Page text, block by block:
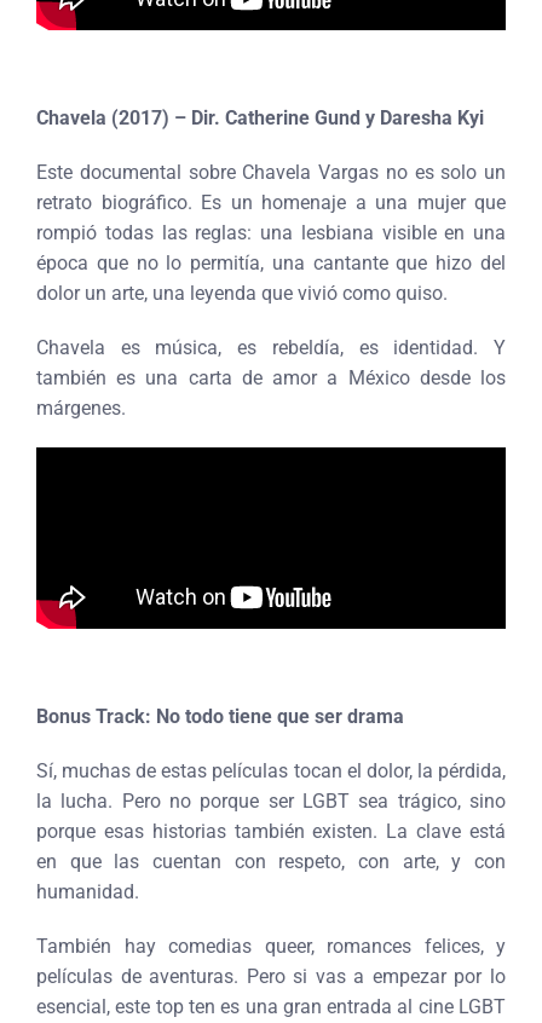
Chavela (2017) – Dir. Catherine Gund y Daresha Kyi
Este documental sobre Chavela Vargas no es solo un
retrato biográfico. Es un homenaje a una mujer que
rompió todas las reglas: una lesbiana visible en una
época que no lo permitía, una cantante que hizo del
dolor un arte, una leyenda que vivió como quiso.
Chavela es música, es rebeldía, es identidad. Y
también es una carta de amor a México desde los
márgenes.
Bonus Track: No todo tiene que ser drama
Sí, muchas de estas películas tocan el dolor, la pérdida,
la lucha. Pero no porque ser LGBT sea trágico, sino
porque esas historias también existen. La clave está
en que las cuentan con respeto, con arte, y con
humanidad.
También hay comedias queer, romances felices, y
películas de aventuras. Pero si vas a empezar por lo
esencial, este top ten es una gran entrada al cine LGBT